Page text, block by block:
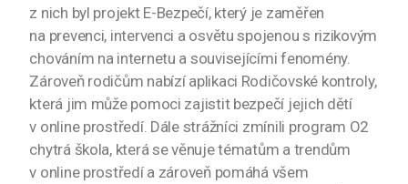
z nich byl projekt E-Bezpečí, který je zaměřen
na prevenci, intervenci a osvětu spojenou s rizikovým
chováním na internetu a souvisejícími fenomény.
Zároveň rodičům nabízí aplikaci Rodičovské kontroly,
která jim může pomoci zajistit bezpečí jejich dětí
v online prostředí. Dále strážníci zmínili program O2
chytrá škola, která se věnuje tématům a trendům
v online prostředí a zároveň pomáhá všem